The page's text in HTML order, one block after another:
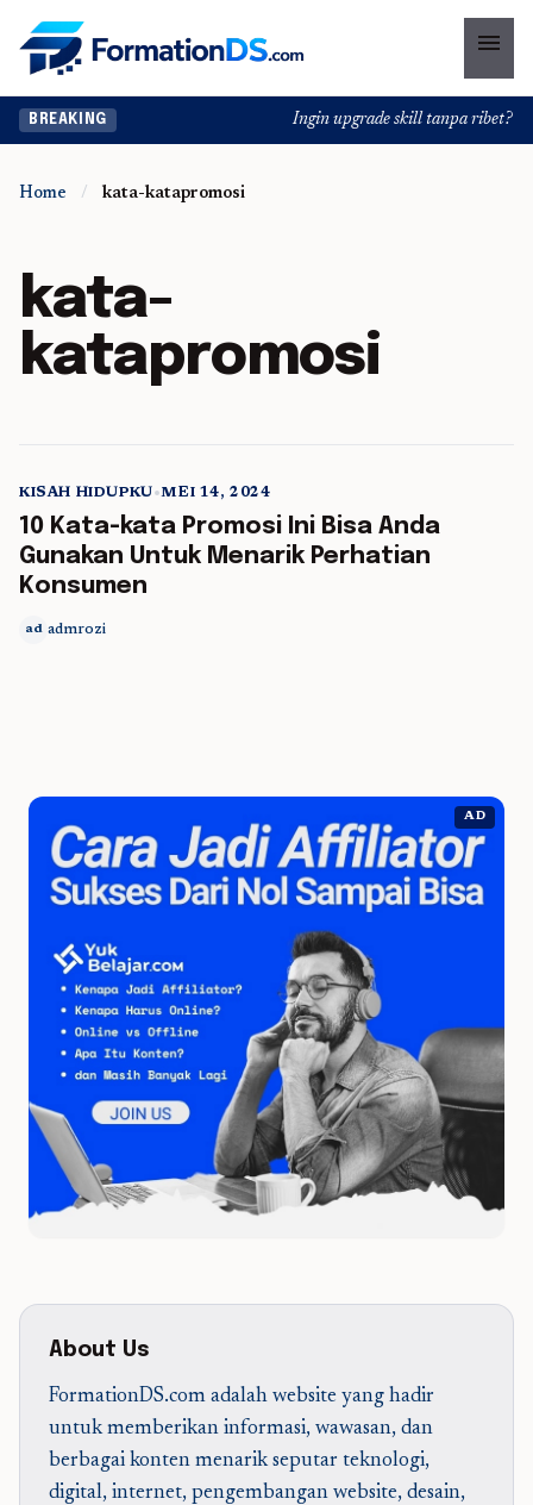
menu
BREAKING Ingin upgrade skill tanpa ribet?
Home / kata-katapromosi
kata-
katapromosi
5 min read
KISAH HIDUPKU•MEI 14, 2024
10 Kata-kata Promosi Ini Bisa Anda
Gunakan Untuk Menarik Perhatian
Konsumen
ad admrozi
AD
About Us
FormationDS.com adalah website yang hadir
untuk memberikan informasi, wawasan, dan
berbagai konten menarik seputar teknologi,
digital, internet, pengembangan website, desain,